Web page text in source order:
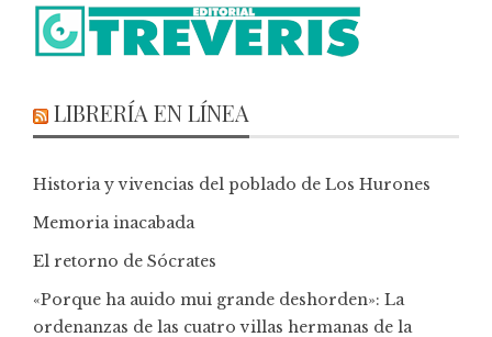
LIBRERÍA EN LÍNEA
Historia y vivencias del poblado de Los Hurones
Memoria inacabada
El retorno de Sócrates
«Porque ha auido mui grande deshorden»: La
ordenanzas de las cuatro villas hermanas de la